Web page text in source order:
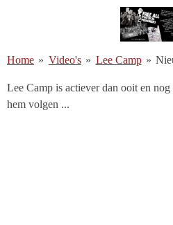
de
Home » Video's » Lee Camp »
Lee Camp is actiever dan ooit en
hem volgen ...